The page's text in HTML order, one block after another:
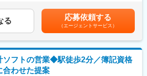
理化計画立案、実行
る合理化・改善は重要事項ですので、積極的
す。
、6.28ヶ月分（2025年度）賃金はあくまでも目
、選考を通じて上下する可能性があります。月給
を含めた表記です。
る 応募依頼する
（エージェントサービス）
ソフトの営業◆駅徒歩2分／簿記資格
合わせた提案